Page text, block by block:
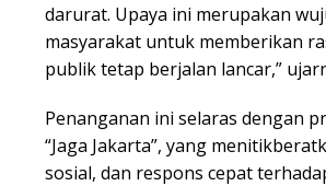
darurat. Upaya ini merupakan
masyarakat untuk memberikan
publik tetap berjalan lancar,”
Penanganan ini selaras dengan
“Jaga Jakarta”, yang
sosial, dan respons cepat